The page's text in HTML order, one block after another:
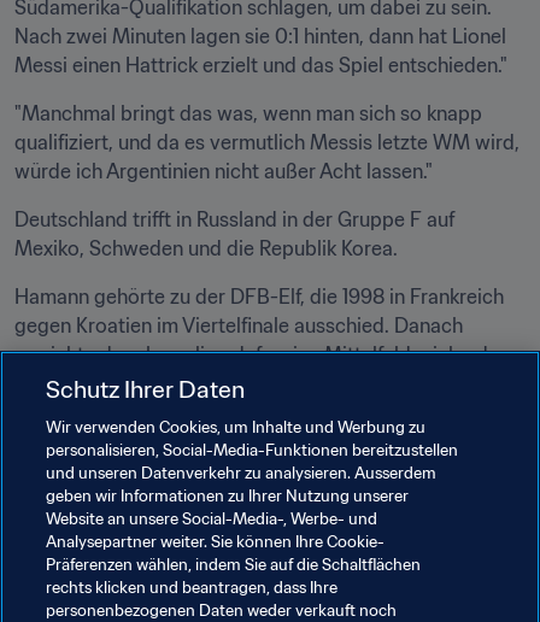
Südamerika-Qualifikation schlagen, um dabei zu sein.
Nach zwei Minuten lagen sie 0:1 hinten, dann hat Lionel
Messi einen Hattrick erzielt und das Spiel entschieden."
"Manchmal bringt das was, wenn man sich so knapp
qualifiziert, und da es vermutlich Messis letzte WM wird,
würde ich Argentinien nicht außer Acht lassen."
Deutschland trifft in Russland in der Gruppe F auf
Mexiko, Schweden und die Republik Korea.
Hamann gehörte zu der DFB-Elf, die 1998 in Frankreich
gegen Kroatien im Viertelfinale ausschied. Danach
erreichte der ehemalige defensive Mittelfeldspieler das
Endspiel der WM 2002 in Korea/Japan
SPAß UND SPIELE
Panini
Mit Millionen anderer Fans die berühmten Bildchen
austauschen - jetzt auch online!
Schutz Ihrer Daten
Wir verwenden Cookies, um Inhalte und Werbung zu
personalisieren, Social-Media-Funktionen bereitzustellen
und unseren Datenverkehr zu analysieren. Ausserdem
geben wir Informationen zu Ihrer Nutzung unserer
Website an unsere Social-Media-, Werbe- und
Analysepartner weiter. Sie können Ihre Cookie-
Präferenzen wählen, indem Sie auf die Schaltflächen
rechts klicken und beantragen, dass Ihre
personenbezogenen Daten weder verkauft noch